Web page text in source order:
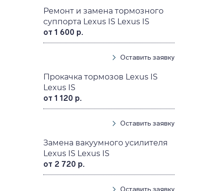
Ремонт и замена тормозного
суппорта Lexus IS Lexus IS
от 1 600 р.
Оставить заявку
Прокачка тормозов Lexus IS
Lexus IS
от 1 120 р.
Оставить заявку
Замена вакуумного усилителя
Lexus IS Lexus IS
от 2 720 р.